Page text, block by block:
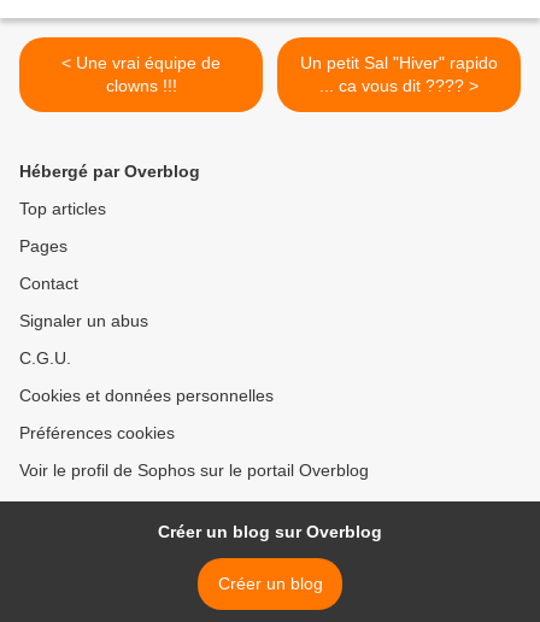
< Une vrai équipe de
clowns !!!
Un petit Sal "Hiver" rapido
... ca vous dit ???? >
Hébergé par Overblog
Top articles
Pages
Contact
Signaler un abus
C.G.U.
Cookies et données personnelles
Préférences cookies
Voir le profil de Sophos sur le portail Overblog
Créer un blog sur Overblog
Créer un blog